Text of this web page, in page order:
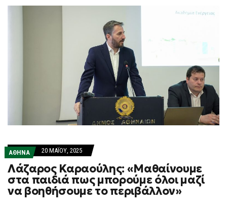
ΑΘΗΝΑ 20 ΜΑΪ́ΟΥ, 2025
Λάζαρος Καραούλης: «Μαθαίνουμε
στα παιδιά πως μπορούμε όλοι μαζί
να βοηθήσουμε το περιβάλλον»